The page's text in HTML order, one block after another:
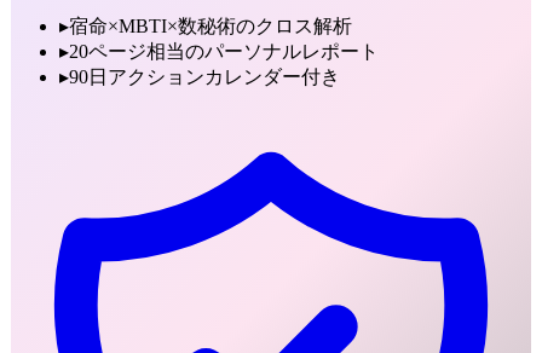
▸宿命×MBTI×数秘術のクロス解析
▸20ページ相当のパーソナルレポート
▸90日アクションカレンダー付き